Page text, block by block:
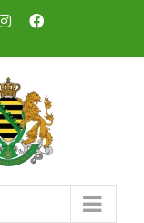
InstagramFacebook